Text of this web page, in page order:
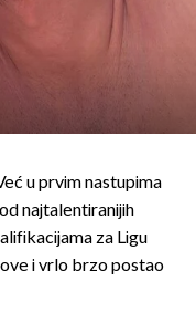
u prvim nastupima
najtalentiranijih
za Ligu
i vrlo brzo postao